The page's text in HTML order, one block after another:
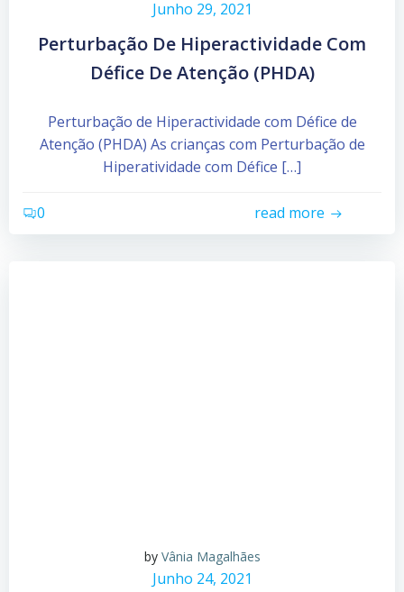
Junho 29, 2021
Perturbação De Hiperactividade Com
Défice De Atenção (PHDA)
Perturbação de Hiperactividade com Défice de
Atenção (PHDA) As crianças com Perturbação de
Hiperatividade com Défice […]
0 read more
by Vânia Magalhães
Junho 24, 2021